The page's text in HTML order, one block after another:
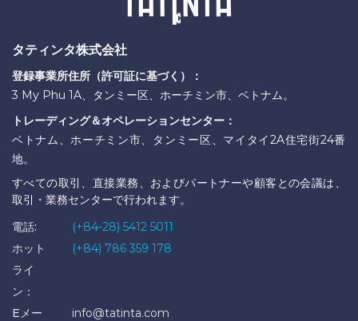
タティンタ株式会社
登録事業所住所（許可証に基づく）：
3 My Phu 1A、タンミー区、ホーチミン市、ベトナム。
トレーディング＆オペレーションセンター：
ベトナム、ホーチミン市、タンミー区、マイタイ2A住宅街24番
地。
すべての取引、直接業務、およびパートナーや顧客との会議は、
取引・業務センターで行われます。
電話:
(+84-28) 5412 5011
ホット
ライ
ン：
(+84) 786 359 178
Eメー
info@tatinta.com